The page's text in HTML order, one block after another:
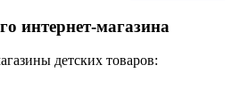
интернет-магазина
детских товаров: